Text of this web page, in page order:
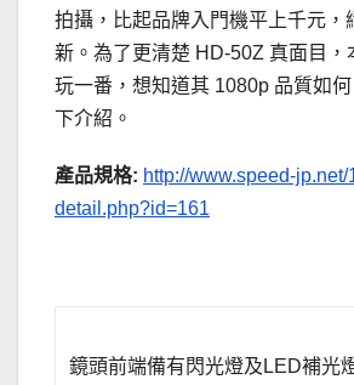
拍攝，比起品牌入門機平上千元，
新。為了更清楚 HD-50Z 真面目，
玩一番，想知道其 1080p 品質如
下介紹。
產品規格: http://www.speed-jp.net/
detail.php?id=161
鏡頭前端備有閃光燈及LED補光